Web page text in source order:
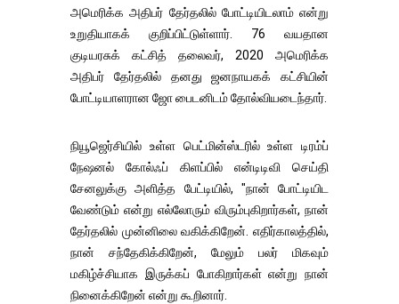
அமெரிக்க அதிபர் தேர்தலில் போட்டியிடலாம் என்று
உறுதியாகக் குறிப்பிட்டுள்ளார். 76 வயதான
குடியரசுக் கட்சித் தலைவர், 2020 அமெரிக்க
அதிபர் தேர்தலில் தனது ஜனநாயகக் கட்சியின்
போட்டியாளரான ஜோ பைடனிடம் தோல்வியடைந்தார்.
நியூஜெர்சியில் உள்ள பெட்மின்ஸ்டரில் உள்ள டிரம்ப்
நேஷனல் கோல்ஃப் கிளப்பில் என்டிடிவி செய்தி
சேனலுக்கு அளித்த பேட்டியில், "நான் போட்டியிட
வேண்டும் என்று எல்லோரும் விரும்புகிறார்கள், நான்
தேர்தலில் முன்னிலை வகிக்கிறேன். எதிர்காலத்தில்,
நான் சந்தேகிக்கிறேன், மேலும் பலர் மிகவும்
மகிழ்ச்சியாக இருக்கப் போகிறார்கள் என்று நான்
நினைக்கிறேன் என்று கூறினார்.